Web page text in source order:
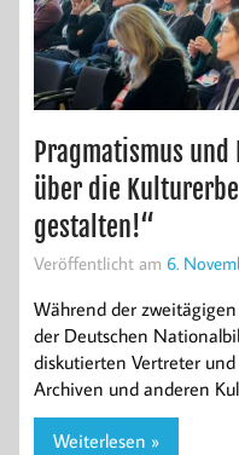
Pragmatismus
über die
gestalten!“
Veröffentlicht am 6.
Während der
der Deutschen
diskutierten Vertreter
Archiven und anderen
Weiterlesen »